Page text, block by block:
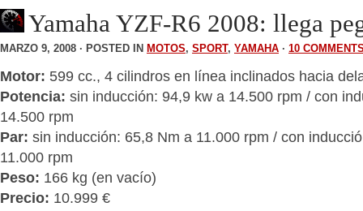
Yamaha YZF-R6 2008: llega
MARZO 9, 2008 · POSTED IN MOTOS, SPORT, YAMAHA · 10
Motor: 599 cc., 4 cilindros en línea inclinados hacia
Potencia: sin inducción: 94,9 kw a 14.500 rpm / con
14.500 rpm
Par: sin inducción: 65,8 Nm a 11.000 rpm / con
11.000 rpm
Peso: 166 kg (en vacío)
Precio: 10.999 €